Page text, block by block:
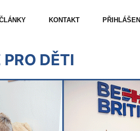
KONTAKT PŘIHLÁŠENÍ
DĚTI